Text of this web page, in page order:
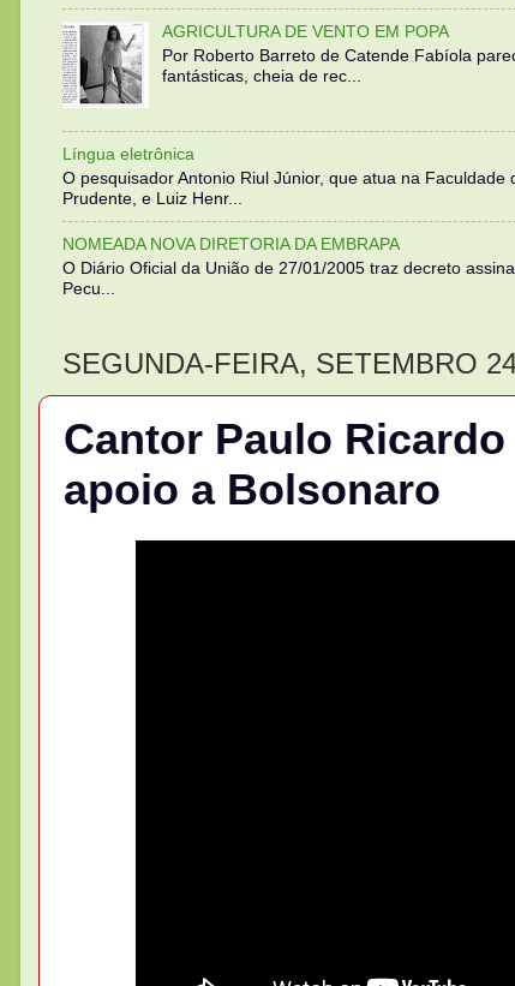
AGRICULTURA DE VENTO EM POPA
Por Roberto Barreto de Catende Fabíola
fantásticas, cheia de rec...
Língua eletrônica
O pesquisador Antonio Riul Júnior, que atua na
Prudente, e Luiz Henr...
NOMEADA NOVA DIRETORIA DA EMBRAPA
O Diário Oficial da União de 27/01/2005 traz decreto
Pecu...
SEGUNDA-FEIRA, SETEMBRO
Cantor Paulo
apoio a Bolsonaro